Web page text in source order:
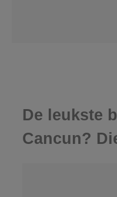
De leukste
Cancun?